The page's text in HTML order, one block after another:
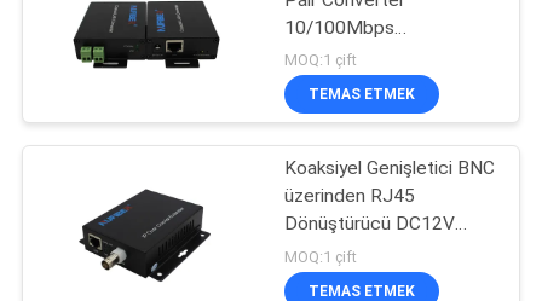
Aktif Optik Kablo
10/100Mbps
Ethernet'ten 2 tel uzatan
asansör kamerası için
MOQ:1 çift
TEMAS ETMEK
Koaksiyel Genişletici BNC
üzerinden RJ45
Dönüştürücü DC12V
üzerinden 10/100M
Ethernet
MOQ:1 çift
TEMAS ETMEK